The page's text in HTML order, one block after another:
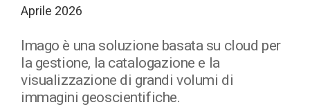
Aprile 2026
Imago è una soluzione basata su cloud per
la gestione, la catalogazione e la
visualizzazione di grandi volumi di
immagini geoscientifiche.